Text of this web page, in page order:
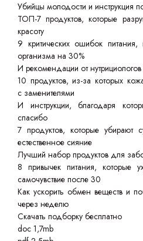
Убийцы молодости и инструкция
ТОП-7 продуктов, которые
красоту
9 критических ошибок питания,
организма на 30%
И рекомендации от
10 продуктов, из-за которых
с заменителями
И инструкции, благодаря
спасибо
7 продуктов, которые убирают
естественное сияние
Лучший набор продуктов для
8 привычек питания, которые
самочувствие после 30
Как ускорить обмен веществ и
через неделю
Скачать подборку бесплатно
doc 1,7mb